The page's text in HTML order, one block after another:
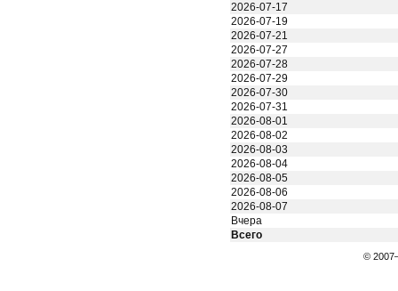
2026-07-17
2026-07-19
2026-07-21
2026-07-27
2026-07-28
2026-07-29
2026-07-30
2026-07-31
2026-08-01
2026-08-02
2026-08-03
2026-08-04
2026-08-05
2026-08-06
2026-08-07
Вчера
Всего
©